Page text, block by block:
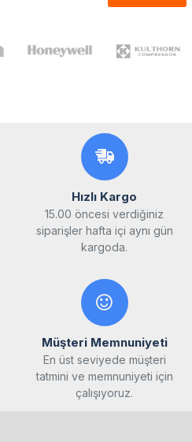
Hızlı Kargo
15.00 öncesi verdiğiniz
siparişler hafta içi aynı gün
kargoda.
Müşteri Memnuniyeti
En üst seviyede müşteri
tatmini ve memnuniyeti için
çalışıyoruz.